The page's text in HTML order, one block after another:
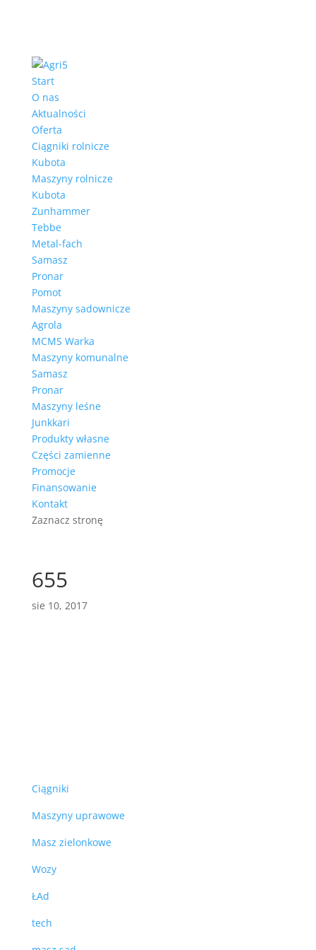
Start
O nas
Aktualności
Oferta
Ciągniki rolnicze
Kubota
Maszyny rolnicze
Kubota
Zunhammer
Tebbe
Metal-fach
Samasz
Pronar
Pomot
Maszyny sadownicze
Agrola
MCMS Warka
Maszyny komunalne
Samasz
Pronar
Maszyny leśne
Junkkari
Produkty własne
Części zamienne
Promocje
Finansowanie
Kontakt
Zaznacz stronę
655
sie 10, 2017
Ciągniki
Maszyny uprawowe
Masz zielonkowe
Wozy
ŁAd
tech